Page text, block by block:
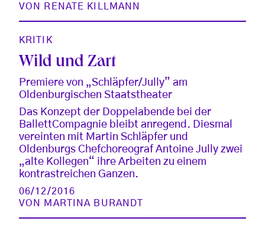
VON
RENATE KILLMANN
KRITIK
Wild und Zart
Premiere von „Schläpfer/Jully” am
Oldenburgischen Staatstheater
Das Konzept der Doppelabende bei der
BallettCompagnie bleibt anregend. Diesmal
vereinten mit Martin Schläpfer und
Oldenburgs Chefchoreograf Antoine Jully zwei
„alte Kollegen“ ihre Arbeiten zu einem
kontrastreichen Ganzen.
06/12/2016
VON MARTINA BURANDT